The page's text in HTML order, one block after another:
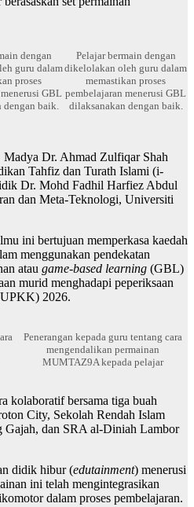
dengan
guru dalam
proses
GBL
dengan baik.
Pelajar bermain dengan
dikelolakan oleh guru dalam
memastikan proses
pembelajaran menerusi GBL
dilaksanakan dengan baik.
Dr. Ahmad Zulfiqar Shah
Tahfiz dan Turath Islami (i-
Dr. Mohd Fadhil Harfiez Abdul
dan Meta-Teknologi, Universiti
ini bertujuan memperkasa kaedah
menggunakan pendekatan
atau game-based learning (GBL)
murid menghadapi peperiksaan
2026.
Penerangan kepada guru tentang cara
mengendalikan permainan
MUMTAZ9A kepada pelajar
kolaboratif bersama tiga buah
City, Sekolah Rendah Islam
dan SRA al-Diniah Lambor
didik hibur (edutainment) menerusi
ini telah mengintegrasikan
dalam proses pembelajaran.